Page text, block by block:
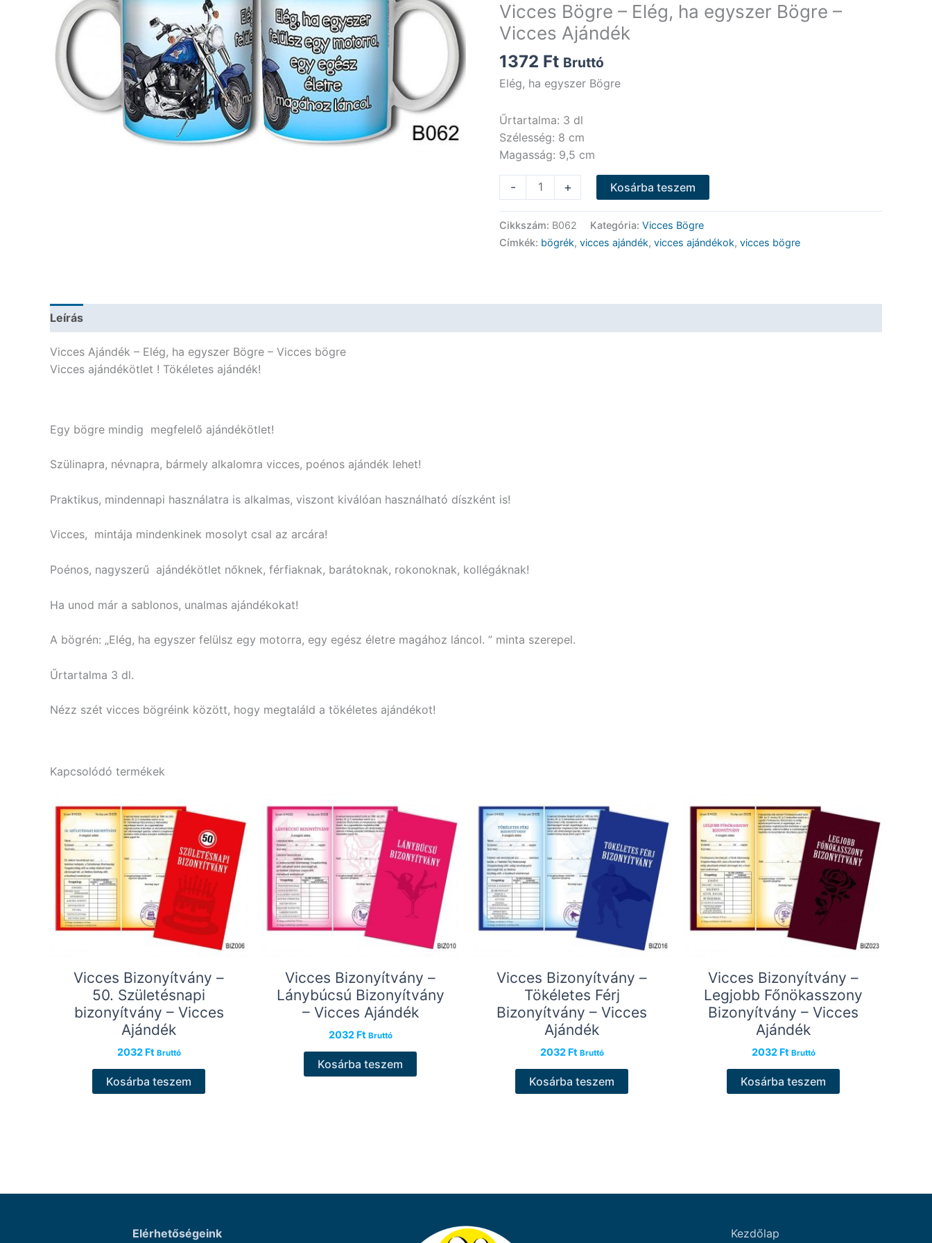
Vicces Bögre – Elég, ha egyszer Bögre –
Vicces Ajándék
1372 Ft Bruttó
Elég, ha egyszer Bögre
Űrtartalma: 3 dl
Szélesség: 8 cm
Magasság: 9,5 cm
-
Bögre
-
+ Kosárba teszem
Cikkszám: B062 Kategória: Vicces Bögre
Címkék: bögrék, vicces ajándék, vicces ajándékok, vicces bögre
Leírás
Vicces Ajándék – Elég, ha egyszer Bögre – Vicces bögre
Vicces ajándékötlet ! Tökéletes ajándék!
Egy bögre mindig megfelelő ajándékötlet!
Szülinapra, névnapra, bármely alkalomra vicces, poénos ajándék lehet!
Praktikus, mindennapi használatra is alkalmas, viszont kiválóan használható díszként is!
Vicces, mintája mindenkinek mosolyt csal az arcára!
Poénos, nagyszerű ajándékötlet nőknek, férfiaknak, barátoknak, rokonoknak, kollégáknak!
Ha unod már a sablonos, unalmas ajándékokat!
A bögrén: „Elég, ha egyszer felülsz egy motorra, egy egész életre magához láncol. ” minta szerepel.
Űrtartalma 3 dl.
Nézz szét vicces bögréink között, hogy megtaláld a tökéletes ajándékot!
Kapcsolódó termékek
Vicces Bizonyítvány –
50. Születésnapi
bizonyítvány – Vicces
Ajándék
2032 Ft Bruttó
Kosárba teszem
Vicces Bizonyítvány –
Lánybúcsú Bizonyítvány
– Vicces Ajándék
2032 Ft Bruttó
Kosárba teszem
Vicces Bizonyítvány –
Tökéletes Férj
Bizonyítvány – Vicces
Ajándék
2032 Ft Bruttó
Kosárba teszem
Vicces Bizonyítvány –
Legjobb Főnökasszony
Bizonyítvány – Vicces
Ajándék
2032 Ft Bruttó
Kosárba teszem
Elérhetőségeink Kezdőlap